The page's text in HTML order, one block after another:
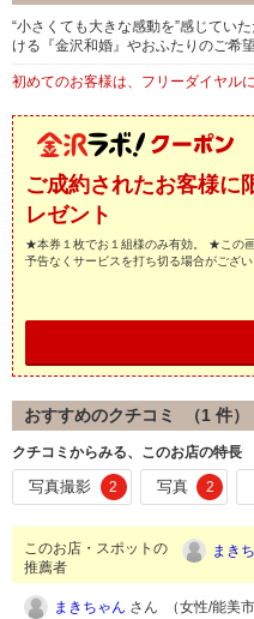
“小さくても大きな感動を”感じてい
ける『金沢和婚』やおふたりのご希
初めてのお客様は、フリーダイヤル
ご成約されたお客様に
レゼント
★本券１枚でお１組様のみ有効。 ★この
予告なくサービスを打ち切る場合がござい
おすすめのクチコミ （1 件）
クチコミからみる、このお店の特長
写真撮影 2 写真 2
このお店・スポットの
推薦者
まき
まきちゃん さん （女性/能美市